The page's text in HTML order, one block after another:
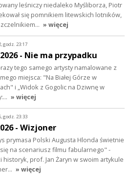
leśniczy niedaleko Myśliborza, Piotr
się pomnikiem litewskich lotników,
» więcej
godz. 23:17
- Nie ma przypadku
tego samego artysty namalowane z
miejsca: "Na Białej Górze w
i „Widok z Gogolic na Dziwnę w
» więcej
godz. 23:33
- Wizjoner
prymasa Polski Augusta Hlonda świetnie
na scenariusz filmu fabularnego" -
historyk, prof. Jan Żaryn w swoim artykule
» więcej